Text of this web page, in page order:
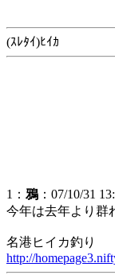
(ｽﾚﾀｲ)ﾋｲｶ
1： 鴉 ：07/10/31
今年は去年より群
名港ヒイカ釣り
http://